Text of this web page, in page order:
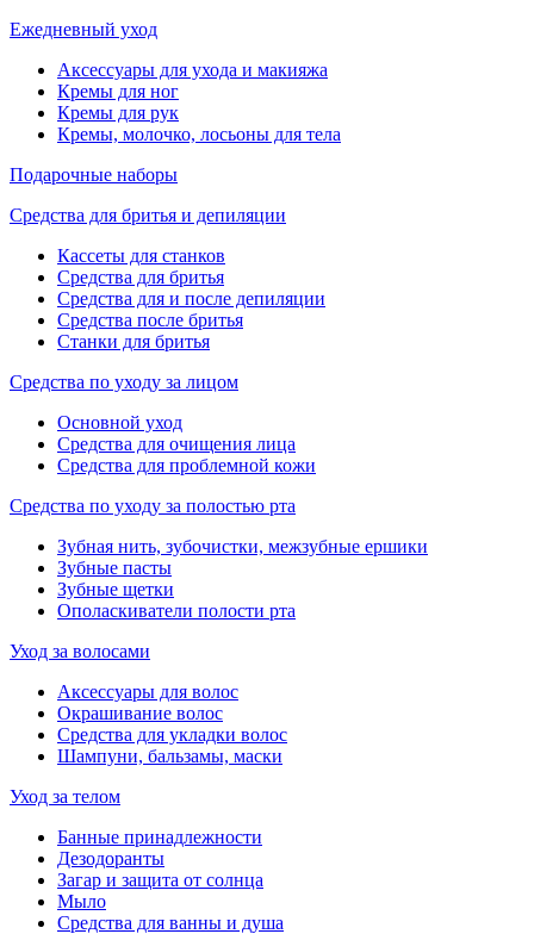
Ежедневный уход
Аксессуары для ухода и макияжа
Кремы для ног
Кремы для рук
Кремы, молочко, лосьоны для тела
Подарочные наборы
Средства для бритья и депиляции
Кассеты для станков
Средства для бритья
Средства для и после депиляции
Средства после бритья
Станки для бритья
Средства по уходу за лицом
Основной уход
Средства для очищения лица
Средства для проблемной кожи
Средства по уходу за полостью рта
Зубная нить, зубочистки, межзубные ершики
Зубные пасты
Зубные щетки
Ополаскиватели полости рта
Уход за волосами
Аксессуары для волос
Окрашивание волос
Средства для укладки волос
Шампуни, бальзамы, маски
Уход за телом
Банные принадлежности
Дезодоранты
Загар и защита от солнца
Мыло
Средства для ванны и душа